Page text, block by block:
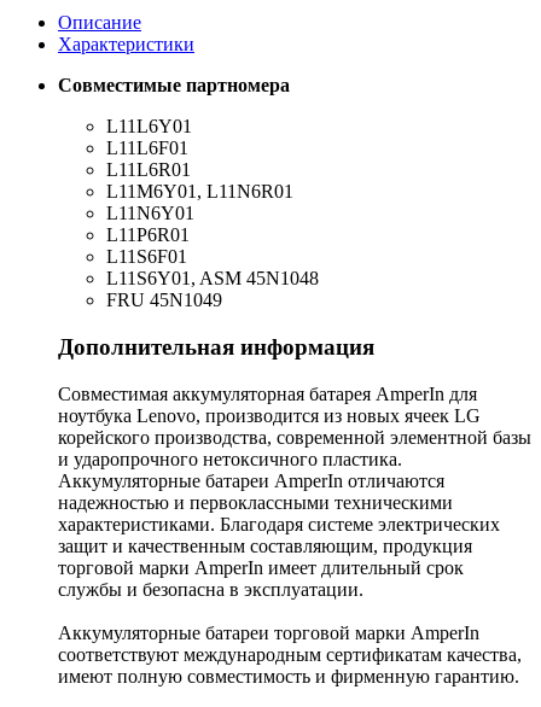
Описание
Характеристики
Совместимые партномера
L11L6Y01
L11L6F01
L11L6R01
L11M6Y01, L11N6R01
L11N6Y01
L11P6R01
L11S6F01
L11S6Y01, ASM 45N1048
FRU 45N1049
Дополнительная информация
Совместимая аккумуляторная батарея AmperIn для
ноутбука Lenovo, производится из новых ячеек LG
корейского производства, современной элементной базы
и ударопрочного нетоксичного пластика.
Аккумуляторные батареи AmperIn отличаются
надежностью и первоклассными техническими
характеристиками. Благодаря системе электрических
защит и качественным составляющим, продукция
торговой марки AmperIn имеет длительный срок
службы и безопасна в эксплуатации.
Аккумуляторные батареи торговой марки AmperIn
соответствуют международным сертификатам качества,
имеют полную совместимость и фирменную гарантию.